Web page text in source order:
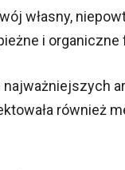
własny,
i
najważniejszych
również